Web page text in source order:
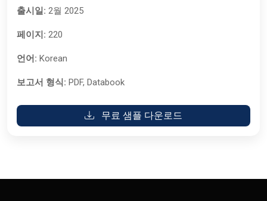
출시일: 2월 2025
페이지: 220
언어: Korean
보고서 형식: PDF, Databook
무료 샘플 다운로드